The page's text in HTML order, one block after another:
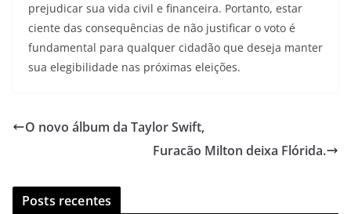
prejudicar sua vida civil e financeira. Portanto, estar
ciente das consequências de não justificar o voto é
fundamental para qualquer cidadão que deseja manter
sua elegibilidade nas próximas eleições.
O novo álbum da Taylor Swift,
Furacão Milton deixa Flórida.
Posts recentes